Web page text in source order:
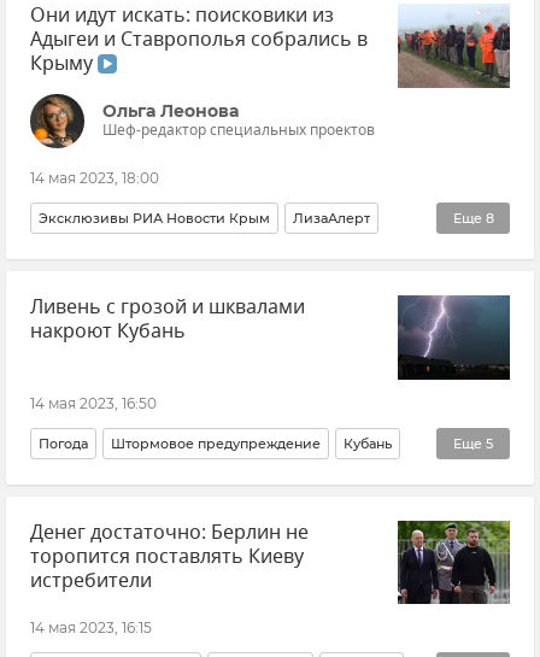
В мире Политика Общество Новости
Они идут искать: поисковики из
Адыгеи и Ставрополья собрались в
Крыму
Ольга Леонова
Шеф-редактор специальных проектов
14 мая 2023, 18:00
Еще 8
Эксклюзивы РИА Новости Крым ЛизаАлерт
Крым Новости Крыма Общество Авторы
Поиск людей на новых территориях России
Ливень с грозой и шквалами
накроют Кубань
14 мая 2023, 16:50
Еще 5
Погода Штормовое предупреждение Кубань
Краснодарский край
МЧС РФ (Министерство чрезвычайных ситуаций Российской Федерации)
Общество Безопасность Новости
Денег достаточно: Берлин не
торопится поставлять Киеву
истребители
14 мая 2023, 16:15